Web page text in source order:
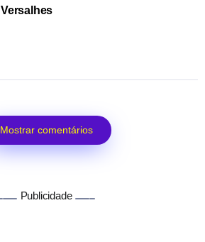
Versalhes
Mostrar comentários
Publicidade